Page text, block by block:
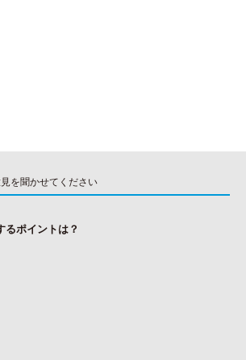
を聞かせてください
るポイントは？